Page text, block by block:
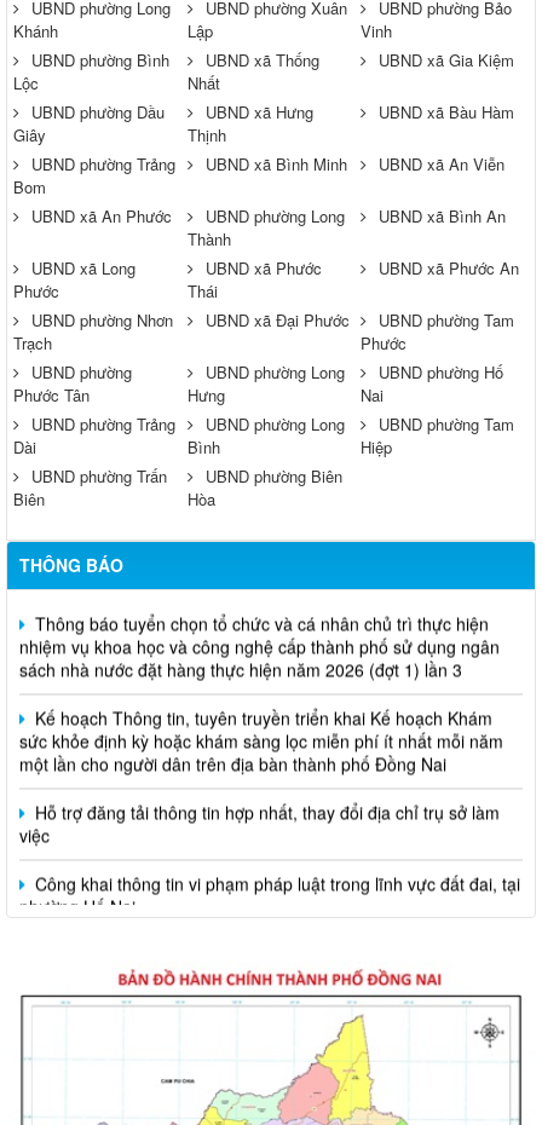
UBND phường Long
Khánh
UBND phường Xuân
Lập
UBND phường Bảo
Vinh
UBND phường Bình
Lộc
UBND xã Thống
Nhất
UBND xã Gia Kiệm
UBND phường Dầu
Giây
UBND xã Hưng
Thịnh
UBND xã Bàu Hàm
UBND phường Trảng
Bom
UBND xã Bình Minh UBND xã An Viễn
UBND xã An Phước
UBND phường Long
Thành
UBND xã Bình An
UBND xã Long
Phước
UBND xã Phước
Thái
UBND xã Phước An
UBND phường Nhơn
Trạch
UBND xã Đại Phước
UBND phường Tam
Phước
UBND phường
Phước Tân
UBND phường Long
Hưng
UBND phường Hố
Nai
UBND phường Trảng
Dài
UBND phường Long
Bình
UBND phường Tam
Hiệp
UBND phường Trấn
Biên
UBND phường Biên
Hòa
THÔNG BÁO
Thông báo về việc tuyển dụng viên chức năm 2026
Thông báo tuyển chọn tổ chức và cá nhân chủ trì thực hiện
nhiệm vụ khoa học và công nghệ cấp thành phố sử dụng ngân
sách nhà nước đặt hàng thực hiện năm 2026 (đợt 1) lần 3
Kế hoạch Thông tin, tuyên truyền triển khai Kế hoạch Khám
sức khỏe định kỳ hoặc khám sàng lọc miễn phí ít nhất mỗi năm
một lần cho người dân trên địa bàn thành phố Đồng Nai
Hỗ trợ đăng tải thông tin hợp nhất, thay đổi địa chỉ trụ sở làm
việc
Công khai thông tin vi phạm pháp luật trong lĩnh vực đất đai, tại
phường Hố Nai